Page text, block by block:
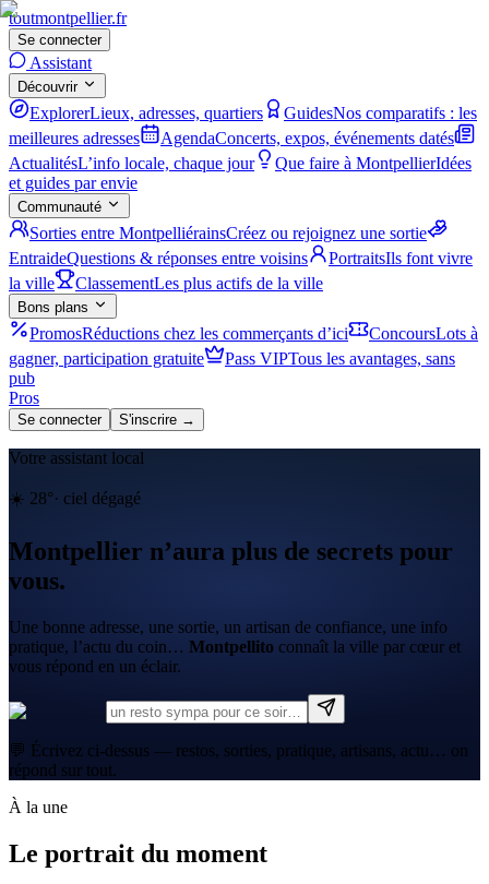
toutmontpellier.fr
Se connecter
Assistant
Découvrir
ExplorerLieux, adresses, quartiers GuidesNos comparatifs : les
meilleures adresses
AgendaConcerts, expos, événements datés
ActualitésL’info locale, chaque jour Que faire à MontpellierIdées
et guides par envie
Communauté
Sorties entre MontpelliérainsCréez ou rejoignez une sortie
EntraideQuestions & réponses entre voisins PortraitsIls font vivre
la ville
ClassementLes plus actifs de la ville
Bons plans
PromosRéductions chez les commerçants d’ici ConcoursLots à
gagner, participation gratuite
Pass VIPTous les avantages, sans
pub
Pros
Se connecter S'inscrire →
Votre assistant local
☀️ 28°· ciel dégagé
Montpellier n’aura plus de secrets pour
vous.
Une bonne adresse, une sortie, un artisan de confiance, une info
pratique, l’actu du coin… Montpellito connaît la ville par cœur et
vous répond en un éclair.
💬 Écrivez ci-dessus — restos, sorties, pratique, artisans, actu… on
répond sur tout.
À la une
Le portrait du moment